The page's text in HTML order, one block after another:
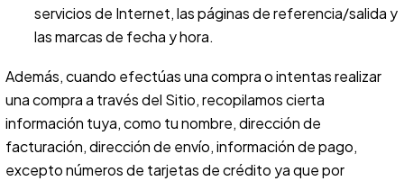
servicios de Internet, las páginas de referencia/salida y
las marcas de fecha y hora.
Además, cuando efectúas una compra o intentas realizar
una compra a través del Sitio, recopilamos cierta
información tuya, como tu nombre, dirección de
facturación, dirección de envío, información de pago,
excepto números de tarjetas de crédito ya que por